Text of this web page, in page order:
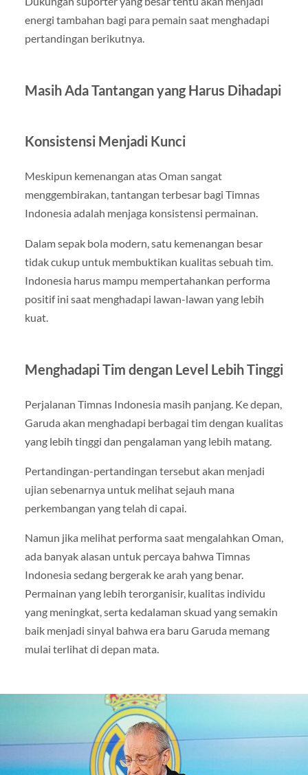
energi tambahan bagi para pemain saat menghadapi
pertandingan berikutnya.
Masih Ada Tantangan yang Harus Dihadapi
Konsistensi Menjadi Kunci
Meskipun kemenangan atas Oman sangat
menggembirakan, tantangan terbesar bagi Timnas
Indonesia adalah menjaga konsistensi permainan.
Dalam sepak bola modern, satu kemenangan besar
tidak cukup untuk membuktikan kualitas sebuah tim.
Indonesia harus mampu mempertahankan performa
positif ini saat menghadapi lawan-lawan yang lebih
kuat.
Menghadapi Tim dengan Level Lebih Tinggi
Perjalanan Timnas Indonesia masih panjang. Ke depan,
Garuda akan menghadapi berbagai tim dengan kualitas
yang lebih tinggi dan pengalaman yang lebih matang.
Pertandingan-pertandingan tersebut akan menjadi
ujian sebenarnya untuk melihat sejauh mana
perkembangan yang telah di capai.
Namun jika melihat performa saat mengalahkan Oman,
ada banyak alasan untuk percaya bahwa Timnas
Indonesia sedang bergerak ke arah yang benar.
Permainan yang lebih terorganisir, kualitas individu
yang meningkat, serta kedalaman skuad yang semakin
baik menjadi sinyal bahwa era baru Garuda memang
mulai terlihat di depan mata.